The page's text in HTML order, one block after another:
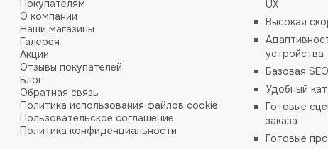
Покупателям
О компании
Наши магазины
Галерея
Акции
Отзывы покупателей
Блог
Обратная связь
Политика использования файлов cookie
Пользовательское соглашение
Политика конфиденциальности
UX
Высокая
устройства
Базовая
Удобный
Готовые
заказа
Готовые